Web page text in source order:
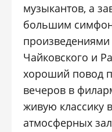
музыкантов, а
большим
произведениями
Чайковского и
хороший повод
вечеров в
живую классику
атмосферных